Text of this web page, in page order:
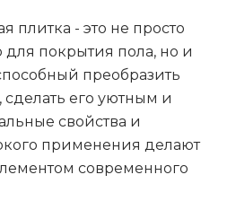
плитка - это не просто
покрытия пола, но и
преобразить
его уютным и
свойства и
применения делают
современного